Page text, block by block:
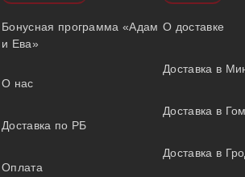
Бонусная программа «Адам
и Ева»
О нас
Доставка по РБ
Оплата
О доставке
Доставка в
Доставка в
Доставка в